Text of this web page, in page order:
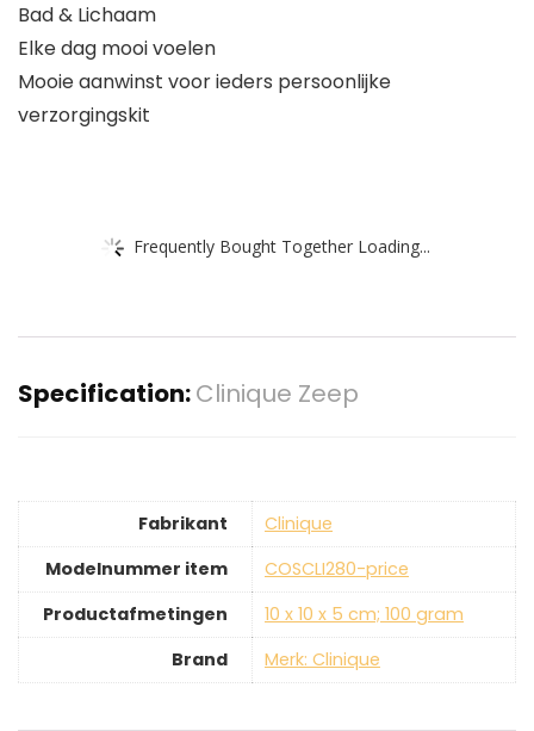
Bad & Lichaam
Elke dag mooi voelen
Mooie aanwinst voor ieders persoonlijke
verzorgingskit
Frequently Bought Together Loading...
Specification:Clinique Zeep
Fabrikant
‎Clinique
Modelnummer item
‎COSCLI280-price
Productafmetingen
‎10 x 10 x 5 cm; 100 gram
Brand
Merk: Clinique